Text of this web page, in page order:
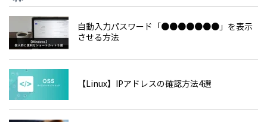
自動入力パスワード「●●●●●●●」を表示
させる方法
【Linux】IPアドレスの確認方法4選